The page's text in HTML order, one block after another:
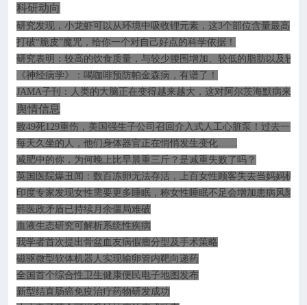
科研动向
研究发现，小龙虾可以从环境中吸收锂元素，这3个部位含量最高
打破“脆皮”魔咒，给你一个对自己好点的科学依据！
研究表明：较高的饮食质量，与较少腰围增加、较低的脂肪以及较
《神经病学》：喝咖啡预防帕金森病，有谱了！
JAMA子刊：人类的大脑正在变得越来越大，这对阿尔茨海默病来说
舆情信息
致49死129重伤，美国强生子公司召回介入式人工心脏泵！过去一年
每天久坐的人，他们身体器官正在悄悄发生变化……
减肥中的你，为何晚上比早晨重三斤？是减重失败了吗？
英国医院爆丑闻：数百冻卵无法存活，上百女性顾客失去当妈妈机会
印度专家发现女性需要更多睡眠，称女性睡眠不足会增加患病风险
韩医政矛盾已持续月余僵局难破
血液生态研究可解析系统性疾病
我学者首次提出骨盆血友病假瘤分型及手术策略
磁驱微型软体机器人实现输卵管内靶向递药
全国首个综合性卫生健康便民电子地图发布
新型结直肠癌免疫治疗药物研发成功